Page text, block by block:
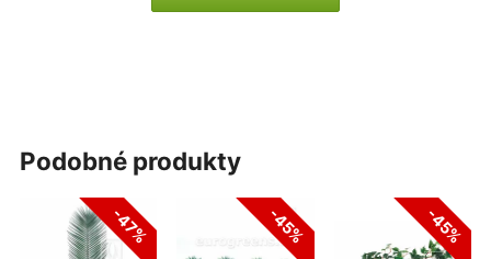
podobné produkty
-47% -45% -45%